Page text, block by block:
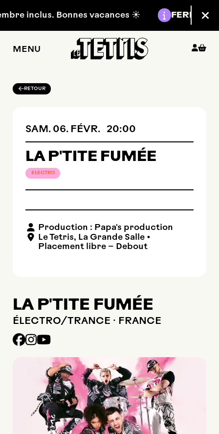
inclus. Bonnes vacances ☀️
Information :
MENU
RETOUR
SAMEDI
SAM. 06. FÉVRIER
FÉVR. 20:00
LA P'TITE FUMÉE
ELECTRO
Production : Papa's production
Le Tetris, La Grande Salle •
Placement libre – Debout
LA P'TITE FUMÉE
ÉLECTRO/TRANCE · FRANCE